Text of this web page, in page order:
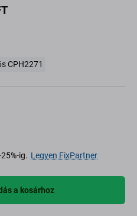
CPH2271
ig. Legyen FixPartner
a kosárhoz